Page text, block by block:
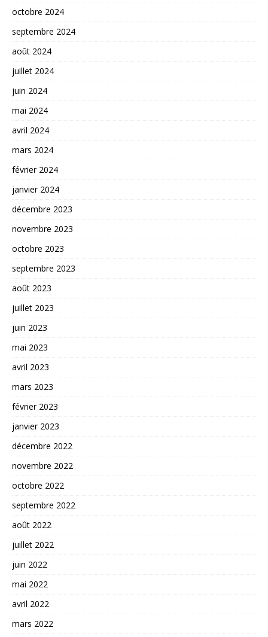
octobre 2024
septembre 2024
août 2024
juillet 2024
juin 2024
mai 2024
avril 2024
mars 2024
février 2024
janvier 2024
décembre 2023
novembre 2023
octobre 2023
septembre 2023
août 2023
juillet 2023
juin 2023
mai 2023
avril 2023
mars 2023
février 2023
janvier 2023
décembre 2022
novembre 2022
octobre 2022
septembre 2022
août 2022
juillet 2022
juin 2022
mai 2022
avril 2022
mars 2022